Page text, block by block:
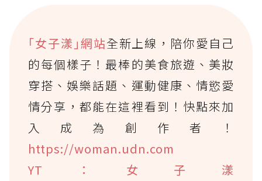
｢女子漾｣網站全新上線，陪你愛自己
的每個樣子！最棒的美食旅遊、美妝
穿搭、娛樂話題、運動健康、情慾愛
情分享，都能在這裡看到！快點來加
入成為創作者！
https://woman.udn.com
YT：女子漾